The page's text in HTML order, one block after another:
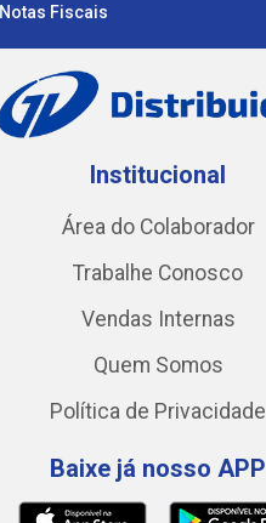
Notas Fiscais
Institucional
Área do Colaborador
Trabalhe Conosco
Vendas Internas
Quem Somos
Política de Privacidade
Baixe já nosso APP